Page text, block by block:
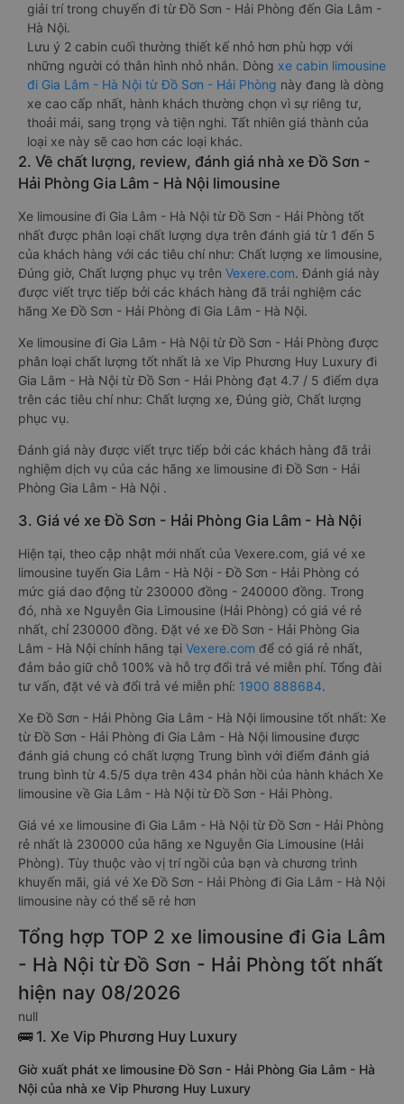
giải trí trong chuyến đi từ Đồ Sơn - Hải Phòng đến Gia Lâm -
Hà Nội.
Lưu ý 2 cabin cuối thường thiết kế nhỏ hơn phù hợp với
những người có thân hình nhỏ nhắn. Dòng xe cabin limousine
đi Gia Lâm - Hà Nội từ Đồ Sơn - Hải Phòng này đang là dòng
xe cao cấp nhất, hành khách thường chọn vì sự riêng tư,
thoải mái, sang trọng và tiện nghi. Tất nhiên giá thành của
loại xe này sẽ cao hơn các loại khác.
2. Về chất lượng, review, đánh giá nhà xe Đồ Sơn -
Hải Phòng Gia Lâm - Hà Nội limousine
Xe limousine đi Gia Lâm - Hà Nội từ Đồ Sơn - Hải Phòng tốt
nhất được phân loại chất lượng dựa trên đánh giá từ 1 đến 5
của khách hàng với các tiêu chí như: Chất lượng xe limousine,
Đúng giờ, Chất lượng phục vụ trên Vexere.com. Đánh giá này
được viết trực tiếp bởi các khách hàng đã trải nghiệm các
hãng Xe Đồ Sơn - Hải Phòng đi Gia Lâm - Hà Nội.
Xe limousine đi Gia Lâm - Hà Nội từ Đồ Sơn - Hải Phòng được
phân loại chất lượng tốt nhất là xe Vip Phương Huy Luxury đi
Gia Lâm - Hà Nội từ Đồ Sơn - Hải Phòng đạt 4.7 / 5 điểm dựa
trên các tiêu chí như: Chất lượng xe, Đúng giờ, Chất lượng
phục vụ.
Đánh giá này được viết trực tiếp bởi các khách hàng đã trải
nghiệm dịch vụ của các hãng xe limousine đi Đồ Sơn - Hải
Phòng Gia Lâm - Hà Nội .
3. Giá vé xe Đồ Sơn - Hải Phòng Gia Lâm - Hà Nội
Hiện tại, theo cập nhật mới nhất của Vexere.com, giá vé xe
limousine tuyến Gia Lâm - Hà Nội - Đồ Sơn - Hải Phòng có
mức giá dao động từ 230000 đồng - 240000 đồng. Trong
đó, nhà xe Nguyễn Gia Limousine (Hải Phòng) có giá vé rẻ
nhất, chỉ 230000 đồng. Đặt vé xe Đồ Sơn - Hải Phòng Gia
Lâm - Hà Nội chính hãng tại Vexere.com để có giá rẻ nhất,
đảm bảo giữ chỗ 100% và hỗ trợ đổi trả vé miễn phí. Tổng đài
tư vấn, đặt vé và đổi trả vé miễn phí: 1900 888684.
Xe Đồ Sơn - Hải Phòng Gia Lâm - Hà Nội limousine tốt nhất: Xe
từ Đồ Sơn - Hải Phòng đi Gia Lâm - Hà Nội limousine được
đánh giá chung có chất lượng Trung bình với điểm đánh giá
trung bình từ 4.5/5 dựa trên 434 phản hồi của hành khách Xe
limousine về Gia Lâm - Hà Nội từ Đồ Sơn - Hải Phòng.
Giá vé xe limousine đi Gia Lâm - Hà Nội từ Đồ Sơn - Hải Phòng
rẻ nhất là 230000 của hãng xe Nguyễn Gia Limousine (Hải
Phòng). Tùy thuộc vào vị trí ngồi của bạn và chương trình
khuyến mãi, giá vé Xe Đồ Sơn - Hải Phòng đi Gia Lâm - Hà Nội
limousine này có thể sẽ rẻ hơn
Tổng hợp TOP 2 xe limousine đi Gia Lâm
- Hà Nội từ Đồ Sơn - Hải Phòng tốt nhất
hiện nay 08/2026
null
🚌 1. Xe Vip Phương Huy Luxury
Giờ xuất phát xe limousine Đồ Sơn - Hải Phòng Gia Lâm - Hà
Nội của nhà xe Vip Phương Huy Luxury